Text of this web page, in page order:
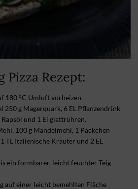
Pizza Rezept:
180 °C Umluft vorheizen.
250 g Magerquark, 6 EL Pflanzendrink
und 1 Ei glattrühren.
100 g Mandelmehl, 1 Päckchen
TL Italienische Kräuter und 2 EL
ein formbarer, leicht feuchter Teig
auf einer leicht bemehlten Fläche